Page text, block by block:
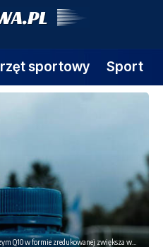
sportowy Sport
zredukowanej zwiększa wydolność sportowców i regenerację mitochondrialną